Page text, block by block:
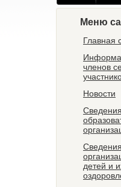
Меню
Главная
членов
Новости
детей и